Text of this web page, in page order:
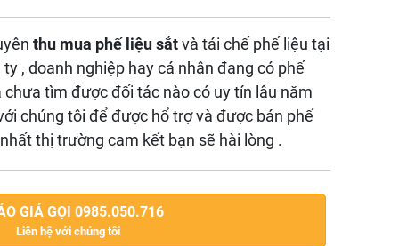
thu mua phế liệu sắtvà tái chế phế liệu tại
, doanh nghiệp hay cá nhân đang có phế
tìm được đối tác nào có uy tín lâu năm
chúng tôi để được hổ trợ và được bán phế
thị trường cam kết bạn sẽ hài lòng .
GIÁ GỌI 0985.050.716
Liên hệ với chúng tôi